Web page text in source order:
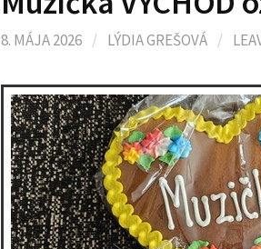
8. MÁJA 2026 / LÝDIA GREŠOVÁ /